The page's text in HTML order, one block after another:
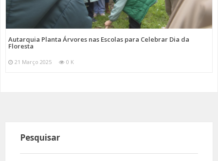
Autarquia Planta Árvores nas Escolas para Celebrar Dia da
Floresta
21 Março 2025 0 K
Pesquisar